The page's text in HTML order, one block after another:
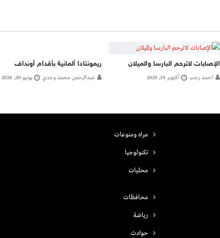
الإصابات لاترحم البارسا والميلان
احمد رجب أكتوبر 19, 2025
ريمونتادا ألمانية بأقدام أونداف
عبدالرحمن محمد وجدي يونيو 20, 2026
مراه ومنوعات
تكنولوجيا
محليات
محافظات
رياضة
حوادث